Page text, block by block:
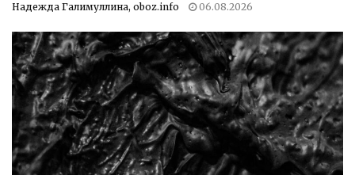
Надежда Галимуллина, oboz.info 06.08.2026